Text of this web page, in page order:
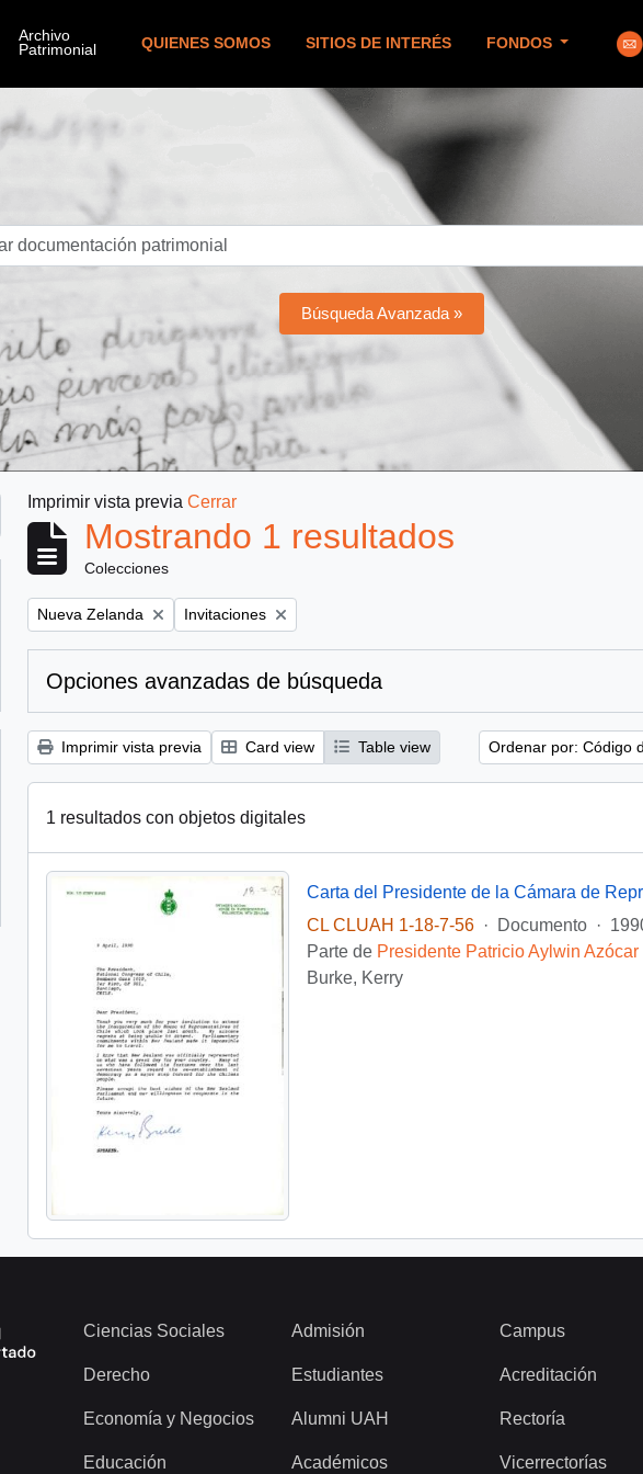
QUIENES SOMOS SITIOS DE INTERÉS FONDOS
Búsqueda Avanzada »
Imprimir vista previa Cerrar
Mostrando 1 resultados
Colecciones
Remove filter:
Nueva Zelanda Remove filter:
Invitaciones
Opciones avanzadas de búsqueda
Imprimir vista previa Card view Table view Ordenar por: Código
1 resultados con objetos digitales
CL CLUAH 1-18-7-56
· Documento ·
Parte de Presidente Patricio Aylwin
Burke, Kerry
Ciencias Sociales
Derecho
Economía y Negocios
Educación
Admisión
Estudiantes
Alumni UAH
Académicos
Campus
Acreditación
Rectoría
Vicerrectorías